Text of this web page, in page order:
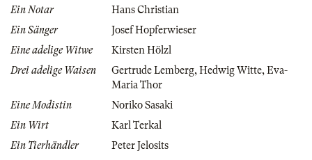
Ein Notar
Hans Christian
Ein Sänger
Josef Hopferwieser
Eine adelige Witwe
Kirsten Hölzl
Drei adelige Waisen
Gertrude Lemberg,Hedwig Witte,Eva-
Maria Thor
Eine Modistin
Noriko Sasaki
Ein Wirt
Karl Terkal
Ein Tierhändler
Peter Jelosits